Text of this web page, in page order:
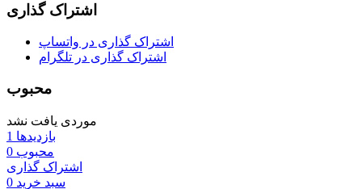
اشتراک گذاری
اشتراک گذاری در واتساپ
اشتراک گذاری در تلگرام
محبوب
موردی یافت نشد
بازدیدها 1
محبوب 0
اشتراک گذاری
سبد خرید 0